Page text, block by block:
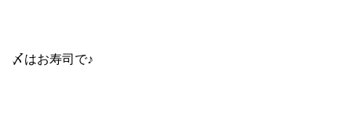
〆はお寿司で♪